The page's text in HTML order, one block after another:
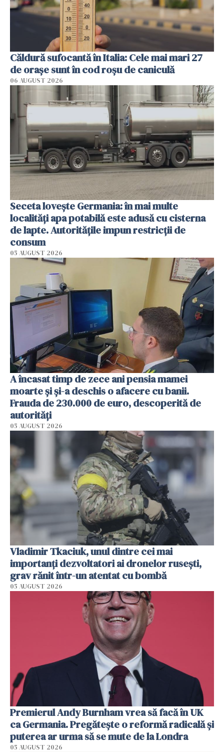
Căldură sufocantă în Italia: Cele mai mari 27
de orașe sunt în cod roșu de caniculă
06 AUGUST 2026
Seceta lovește Germania: în mai multe
localități apa potabilă este adusă cu cisterna
de lapte. Autoritățile impun restricții de
consum
05 AUGUST 2026
A încasat timp de zece ani pensia mamei
moarte și și-a deschis o afacere cu banii.
Frauda de 230.000 de euro, descoperită de
autorități
05 AUGUST 2026
Vladimir Tkaciuk, unul dintre cei mai
importanți dezvoltatori ai dronelor rusești,
grav rănit într-un atentat cu bombă
05 AUGUST 2026
Premierul Andy Burnham vrea să facă în UK
ca Germania. Pregătește o reformă radicală și
puterea ar urma să se mute de la Londra
05 AUGUST 2026